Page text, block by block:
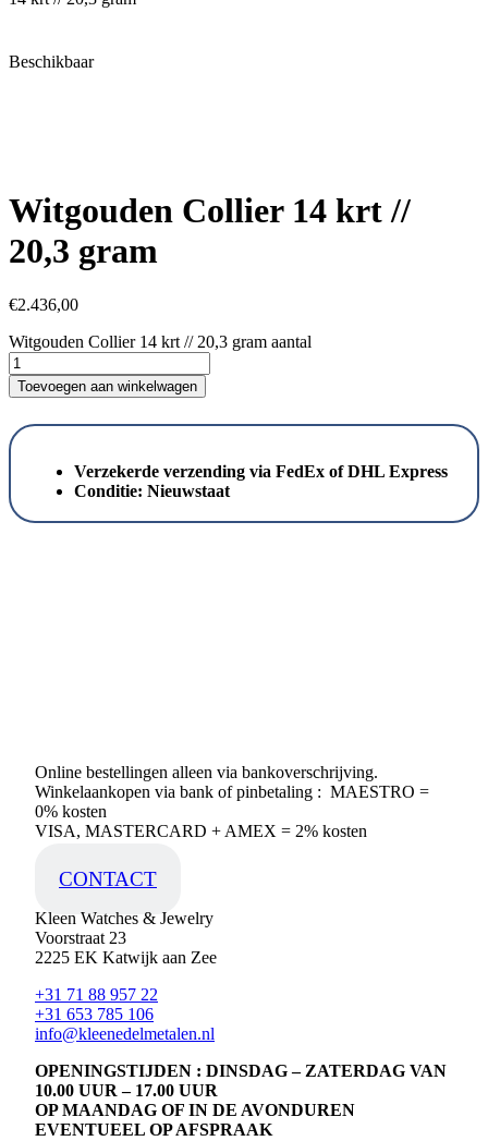
Beschikbaar
Witgouden Collier 14 krt //
20,3 gram
€2.436,00
Witgouden Collier 14 krt // 20,3 gram aantal
Toevoegen aan winkelwagen
Verzekerde verzending via FedEx of DHL Express
Conditie: Nieuwstaat
Online bestellingen alleen via bankoverschrijving.
Winkelaankopen via bank of pinbetaling : MAESTRO =
0% kosten
VISA, MASTERCARD + AMEX = 2% kosten
CONTACT
Kleen Watches & Jewelry
Voorstraat 23
2225 EK Katwijk aan Zee
+31 71 88 957 22
+31 653 785 106
info@kleenedelmetalen.nl
OPENINGSTIJDEN : DINSDAG – ZATERDAG VAN
10.00 UUR – 17.00 UUR
OP MAANDAG OF IN DE AVONDUREN
EVENTUEEL OP AFSPRAAK